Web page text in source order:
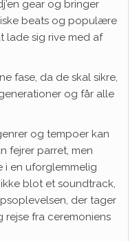
gear og bringer
beats og populære
lade sig rive med af
fase, da de skal sikre,
og får alle
og tempoer kan
fejrer parret, men
i en uforglemmelig
blot et soundtrack,
der tager
fra ceremoniens